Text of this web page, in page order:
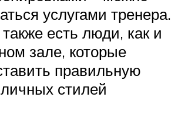
услугами тренера.
есть люди, как и
зале, которые
правильную
стилей